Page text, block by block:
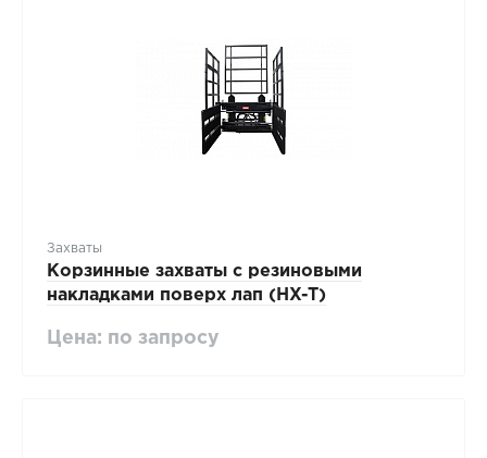
Захваты
Корзинные захваты с резиновыми
накладками поверх лап (HX-T)
Цена: по запросу